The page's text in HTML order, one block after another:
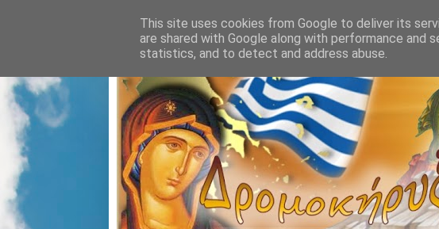
This site uses cookies from Google to deliver its
are shared with Google along with performance
statistics, and to detect and address abuse.